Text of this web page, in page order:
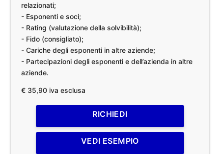
relazionati;
- Esponenti e soci;
- Rating (valutazione della solvibilità);
- Fido (consigliato);
- Cariche degli esponenti in altre aziende;
- Partecipazioni degli esponenti e dell’azienda in altre
aziende.
€ 35,90 iva esclusa
RICHIEDI
VEDI ESEMPIO